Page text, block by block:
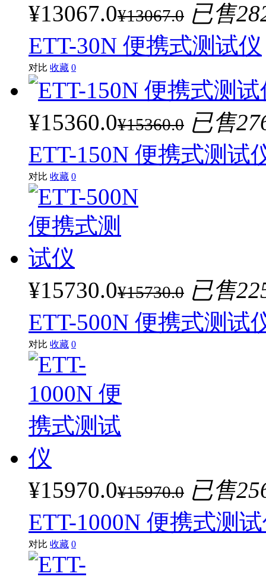
¥13067.0¥13067.0 已售
ETT-30N 便携式测试仪
对比 收藏 0
¥15360.0¥15360.0 已售
ETT-150N 便携式测试
对比 收藏 0
¥15730.0¥15730.0 已售
ETT-500N 便携式测试
对比 收藏 0
¥15970.0¥15970.0 已售
ETT-1000N 便携式测
对比 收藏 0